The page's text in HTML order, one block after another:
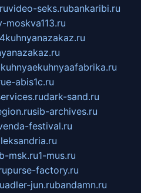
video-seks.rubankaribi.ru
kuhnyaekuhnyaafabrika.ru
e-abis1c.ru
dark-sand.ru
sib-archives.ru
festival.ru
msk.ru1-mus.ru
purse-factory.ru
adler-jun.rubandamn.ru